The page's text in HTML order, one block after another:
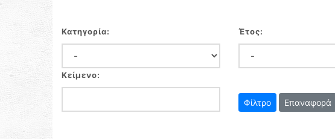
Κατηγορία: Έτος:
Κείμενο:
Επαναφορά